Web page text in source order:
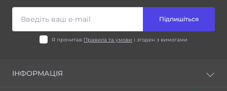
Підпишіться
Я прочитав Правила та умови і згоден з вимогами
ІНФОРМАЦІЯ